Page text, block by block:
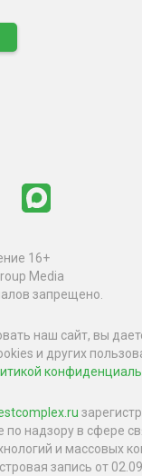
16+
Media
запрещено.
наш сайт, вы
и других
надзору в сфере
и массовых
запись от